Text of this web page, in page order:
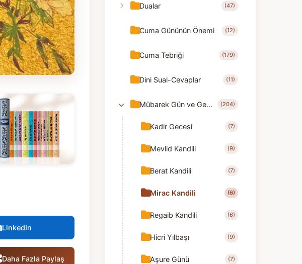
LinkedIn
Daha Fazla Paylaş
Dualar (47)
Cuma Gününün Önemi (12)
Cuma Tebriği (179)
Dini Sual-Cevaplar (11)
Mübarek Gün ve Geceler (204)
Kadir Gecesi (7)
Mevlid Kandili (9)
Berat Kandili (7)
Mirac Kandili (6)
Regaib Kandili (6)
Hicri Yılbaşı (9)
Aşure Günü (7)